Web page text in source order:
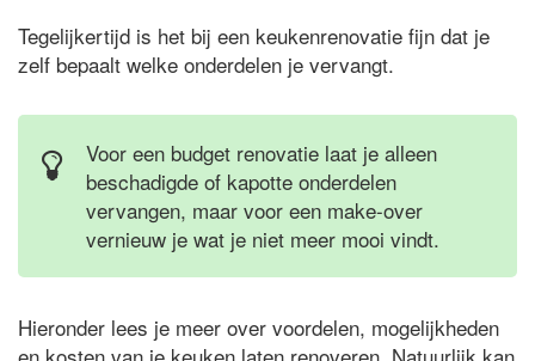
Tegelijkertijd is het bij een keukenrenovatie fijn dat je
zelf bepaalt welke onderdelen je vervangt.
Voor een budget renovatie laat je alleen
beschadigde of kapotte onderdelen
vervangen, maar voor een make-over
vernieuw je wat je niet meer mooi vindt.
Hieronder lees je meer over voordelen, mogelijkheden